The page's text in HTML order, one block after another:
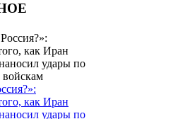
как Иран
удары по